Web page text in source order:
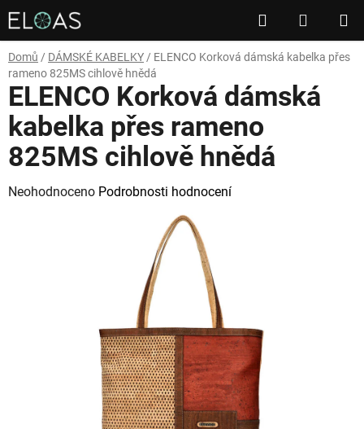
Přejít
na
obsah
Hledat
KOŠÍK
Domů / DÁMSKÉ KABELKY / ELENCO Korková dámská kabelka přes
rameno 825MS cihlově hnědá
ELENCO Korková dámská
kabelka přes rameno
825MS cihlově hnědá
Průměrné
Neohodnoceno Podrobnosti hodnocení